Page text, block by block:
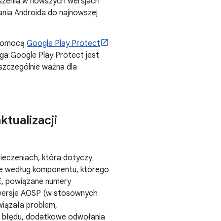
Androida do najnowszej
Google Play Protect
Google Play Protect jest
ważna dla
która dotyczy
według komponentu, którego
powiązane numery
AOSP (w stosownych
problem,
dodatkowe odwołania